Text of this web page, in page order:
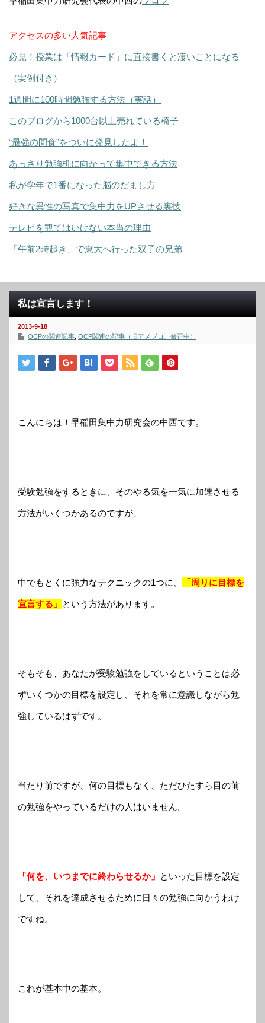
アクセスの多い人気記事
必見！授業は「情報カード」に直接書くと凄いことになる
（実例付き）
1週間に100時間勉強する方法（実話）
このブログから1000台以上売れている椅子
“最強の間食”をついに発見したよ！
あっさり勉強机に向かって集中できる方法
私が学年で1番になった脳のだまし方
好きな異性の写真で集中力をUPさせる裏技
テレビを観てはいけない本当の理由
「午前2時起き」で東大へ行った双子の兄弟
私は宣言します！
2013-9-18
OCPの関連記事 OCP関連の記事（旧アメブロ、修正中）
こんにちは！早稲田集中力研究会の中西です。
受験勉強をするときに、そのやる気を一気に加速させる
方法がいくつかあるのですが、
中でもとくに強力なテクニックの1つに、 「周りに目標を
宣言する」 という方法があります。
そもそも、あなたが受験勉強をしているということは必
ずいくつかの目標を設定し、それを常に意識しながら勉
強しているはずです。
当たり前ですが、何の目標もなく、ただひたすら目の前
の勉強をやっているだけの人はいません。
「何を、いつまでに終わらせるか」 といった目標を設定
して、それを達成させるために日々の勉強に向かうわけ
ですね。
これが基本中の基本。